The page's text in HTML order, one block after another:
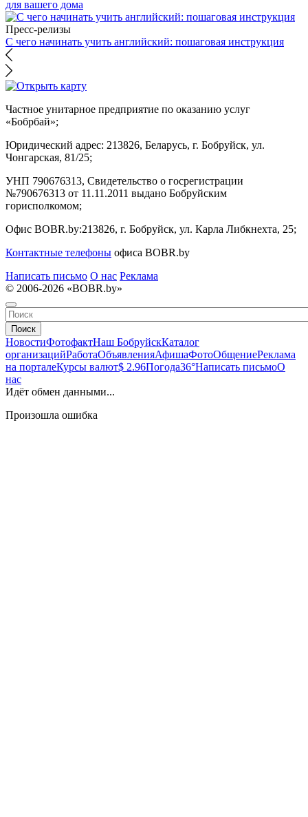
для вашего дома
Пресс-релизы
С чего начинать учить английский: пошаговая инструкция
Частное унитарное предприятие по оказанию услуг
«Бобрбай»;
Юридический адрес: 213826, Беларусь, г. Бобруйск, ул.
Чонгарская, 81/25;
УНП 790676313, Свидетельство о госрегистрации
№790676313 от 11.11.2011 выдано Бобруйским
горисполкомом;
Офис BOBR.by:213826, г. Бобруйск, ул. Карла Либкнехта, 25;
Контактные телефоны офиса BOBR.by
Написать письмо О нас Реклама
© 2006-2026 «BOBR.by»
Поиск
НовостиФотофактНаш БобруйскКаталог
организацийРаботаОбъявленияАфишаФотоОбщениеРеклама
на порталеКурсы валют$ 2.96Погода36°Написать письмоО
нас
Идёт обмен данными...
Произошла ошибка